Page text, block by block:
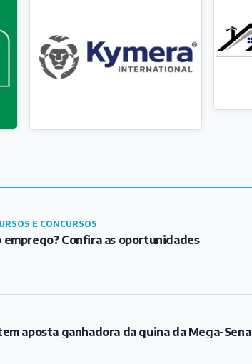
E CONCURSOS
emprego? Confira as oportunidades
aposta ganhadora da quina da Mega-Sena